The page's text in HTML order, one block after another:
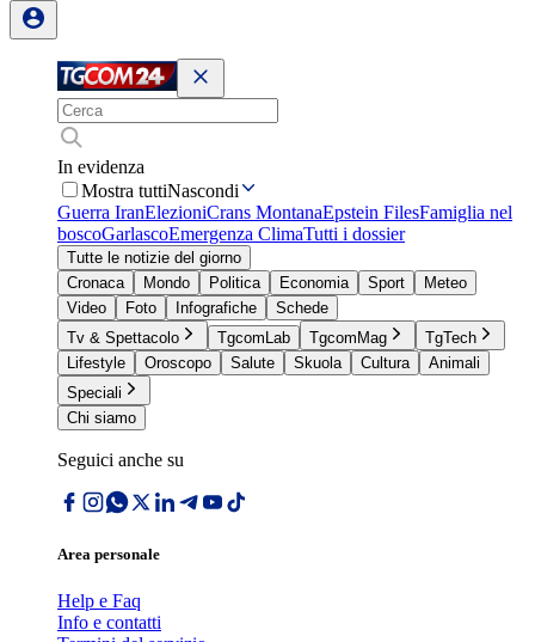
In evidenza
Mostra tuttiNascondi
Guerra IranElezioniCrans MontanaEpstein FilesFamiglia nel
boscoGarlascoEmergenza ClimaTutti i dossier
Tutte le notizie del giorno
Cronaca
Mondo Politica Economia Sport
Meteo
Video
Foto Infografiche
Schede
Tv & Spettacolo
TgcomLab TgcomMag
TgTech
Lifestyle
Oroscopo Salute Skuola Cultura
Animali
Speciali
Chi siamo
Seguici anche su
Area personale
Help e Faq
Info e contatti